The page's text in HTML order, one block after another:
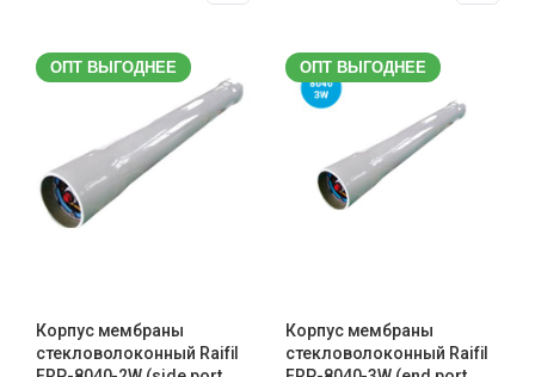
ОПТ ВЫГОДНЕЕ
Корпус мембраны
стекловолоконный Raifil
ОПТ ВЫГОДНЕЕ
Корпус мембраны
стекловолоконный Raifil